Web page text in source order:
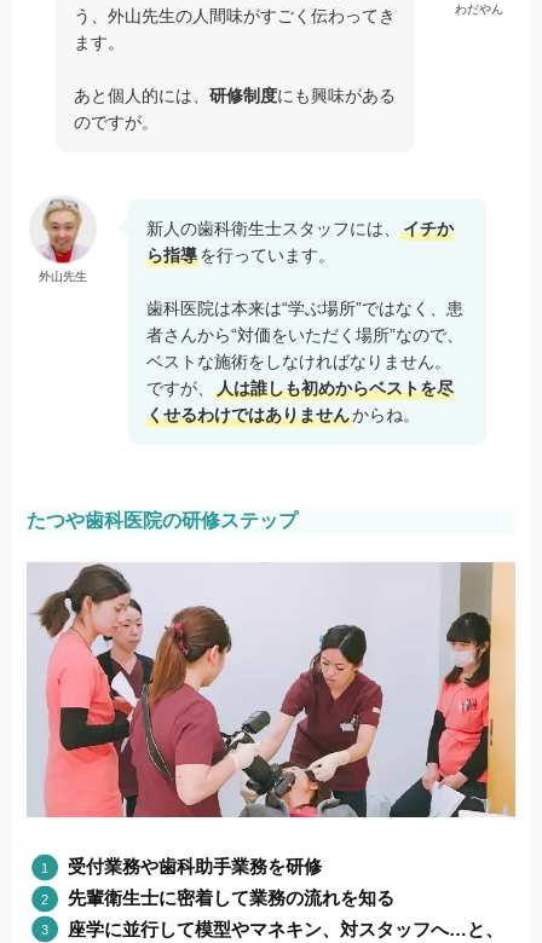
わだやん
う、外山先生の人間味がすごく伝わってき
ます。
あと個人的には、 研修制度にも興味がある
のですが。
外山先生
新人の歯科衛生士スタッフには、
イチか
ら指導を行っています。
歯科医院は本来は“学ぶ場所”ではなく、患
者さんから“対価をいただく場所”なので、
ベストな施術をしなければなりません。
ですが、
人は誰しも初めからベストを尽
くせるわけではありませんからね。
たつや歯科医院の研修ステップ
受付業務や歯科助手業務を研修
先輩衛生士に密着して業務の流れを知る
座学に並行して模型やマネキン、対スタッフへ…と、